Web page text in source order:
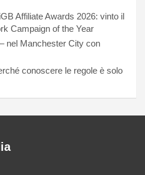
Affiliate Awards 2026: vinto il
Campaign of the Year
nel Manchester City con
conoscere le regole è solo